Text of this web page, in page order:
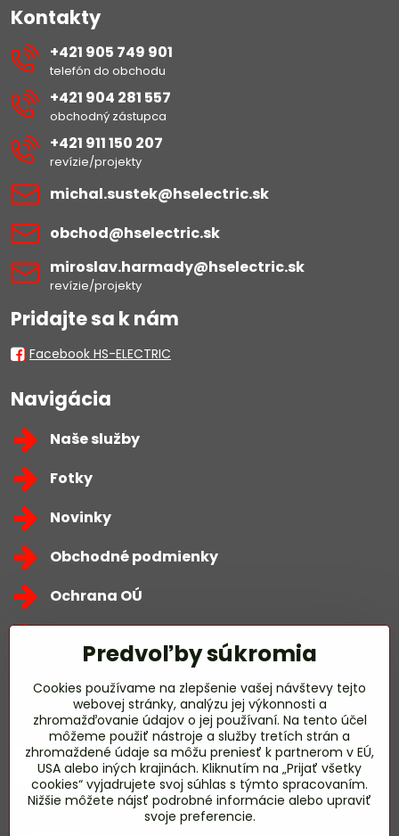
Kontakty
+421 905 749 901
telefón do obchodu
+421 904 281 557
obchodný zástupca
+421 911 150 207
revízie/projekty
michal​.sustek​@hselectric​.sk
obchod​@hselectric​.sk
miroslav​.harmady​@hselectric​.sk
revízie/projekty
Pridajte sa k nám
Facebook HS-ELECTRIC
Navigácia
Naše služby
Fotky
Novinky
Obchodné podmienky
Ochrana OÚ
Zavoláme Vám späť
Váš telefón*
Predvoľby súkromia
Cookies používame na zlepšenie vašej návštevy tejto
webovej stránky, analýzu jej výkonnosti a
zhromažďovanie údajov o jej používaní. Na tento účel
môžeme použiť nástroje a služby tretích strán a
zhromaždené údaje sa môžu preniesť k partnerom v EÚ,
USA alebo iných krajinách. Kliknutím na „Prijať všetky
cookies“ vyjadrujete svoj súhlas s týmto spracovaním.
Nižšie môžete nájsť podrobné informácie alebo upraviť
svoje preferencie.